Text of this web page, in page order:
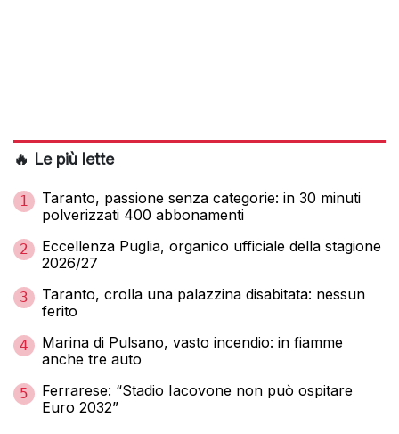
🔥 Le più lette
1
Taranto, passione senza categorie: in 30 minuti
polverizzati 400 abbonamenti
2
Eccellenza Puglia, organico ufficiale della stagione
2026/27
3
Taranto, crolla una palazzina disabitata: nessun
ferito
4
Marina di Pulsano, vasto incendio: in fiamme
anche tre auto
5
Ferrarese: “Stadio Iacovone non può ospitare
Euro 2032”